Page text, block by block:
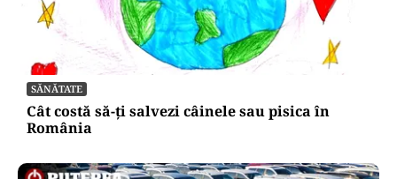
SĂNĂTATE
Cât costă să-ți salvezi câinele sau pisica în
România